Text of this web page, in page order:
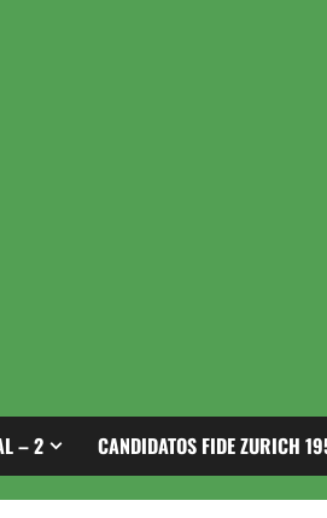
– 2 CANDIDATOS FIDE ZURICH